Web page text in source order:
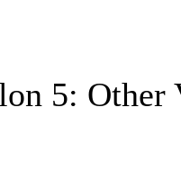
5: Other